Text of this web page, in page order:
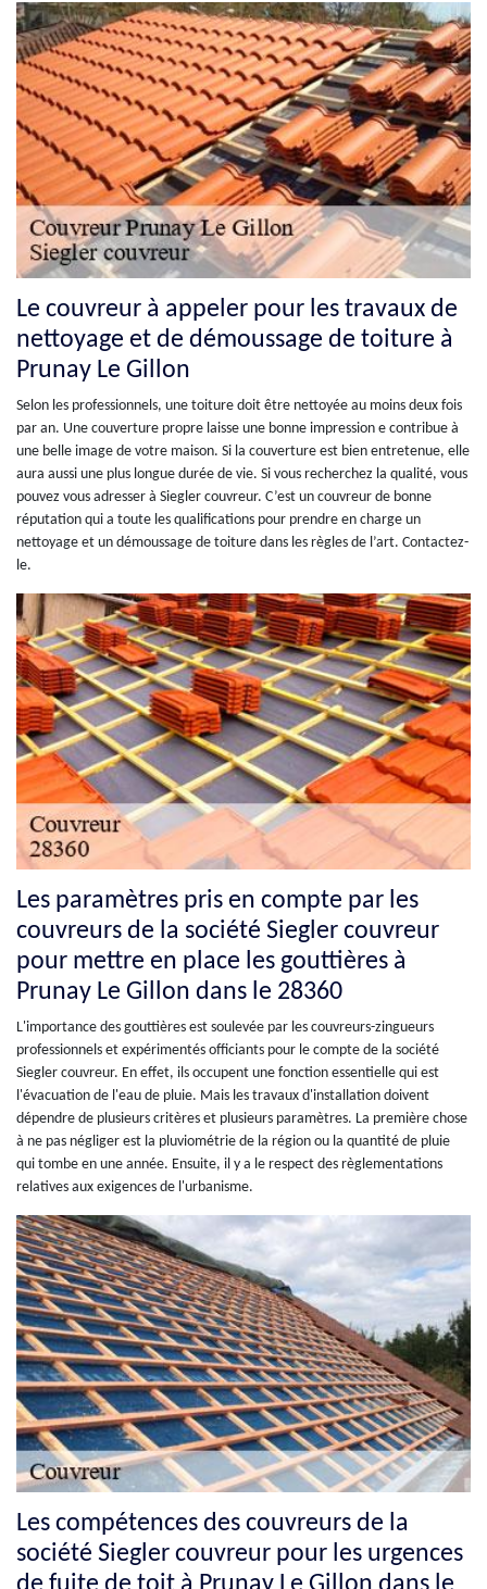
Le couvreur à appeler pour les travaux de
nettoyage et de démoussage de toiture à
Prunay Le Gillon
Selon les professionnels, une toiture doit être nettoyée au moins deux fois
par an. Une couverture propre laisse une bonne impression e contribue à
une belle image de votre maison. Si la couverture est bien entretenue, elle
aura aussi une plus longue durée de vie. Si vous recherchez la qualité, vous
pouvez vous adresser à Siegler couvreur. C’est un couvreur de bonne
réputation qui a toute les qualifications pour prendre en charge un
nettoyage et un démoussage de toiture dans les règles de l’art. Contactez-
le.
Les paramètres pris en compte par les
couvreurs de la société Siegler couvreur
pour mettre en place les gouttières à
Prunay Le Gillon dans le 28360
L'importance des gouttières est soulevée par les couvreurs-zingueurs
professionnels et expérimentés officiants pour le compte de la société
Siegler couvreur. En effet, ils occupent une fonction essentielle qui est
l'évacuation de l'eau de pluie. Mais les travaux d'installation doivent
dépendre de plusieurs critères et plusieurs paramètres. La première chose
à ne pas négliger est la pluviométrie de la région ou la quantité de pluie
qui tombe en une année. Ensuite, il y a le respect des règlementations
relatives aux exigences de l'urbanisme.
Les compétences des couvreurs de la
société Siegler couvreur pour les urgences